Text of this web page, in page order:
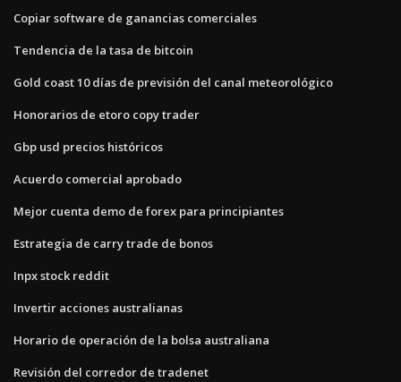
Copiar software de ganancias comerciales
Tendencia de la tasa de bitcoin
Gold coast 10 días de previsión del canal meteorológico
Honorarios de etoro copy trader
Gbp usd precios históricos
Acuerdo comercial aprobado
Mejor cuenta demo de forex para principiantes
Estrategia de carry trade de bonos
Inpx stock reddit
Invertir acciones australianas
Horario de operación de la bolsa australiana
Revisión del corredor de tradenet